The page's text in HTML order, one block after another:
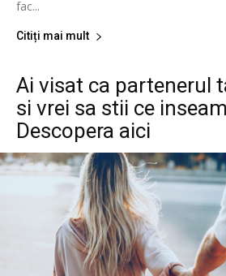
fac...
Citiți mai mult
Ai visat ca partenerul
si vrei sa stii ce
Descopera aici